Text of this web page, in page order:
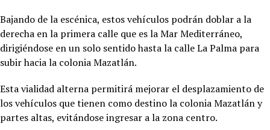
Bajando de la escénica, estos vehículos podrán doblar a la
derecha en la primera calle que es la Mar Mediterráneo,
dirigiéndose en un solo sentido hasta la calle La Palma para
subir hacia la colonia Mazatlán.
Esta vialidad alterna permitirá mejorar el desplazamiento de
los vehículos que tienen como destino la colonia Mazatlán y
partes altas, evitándose ingresar a la zona centro.